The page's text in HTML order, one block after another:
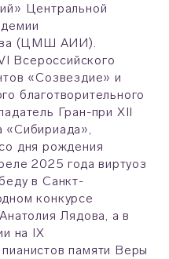
Центральной
(ЦМШ АИИ).
Всероссийского
«Созвездие» и
благотворительного
Гран-при XII
«Сибириада»,
дня рождения
2025 года виртуоз
в Санкт-
конкурсе
Лядова, а в
на IX
памяти Веры